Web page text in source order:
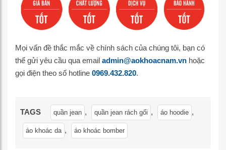
Mọi vấn đề thắc mắc về chính sách của chúng tôi, bạn có
thể gửi yêu cầu qua email admin@aokhoacnam.vn hoặc
gọi điện theo số hotline 0969.432.820.
TAGS quần jean , quần jean rách gối , áo hoodie ,
áo khoác da , áo khoác bomber